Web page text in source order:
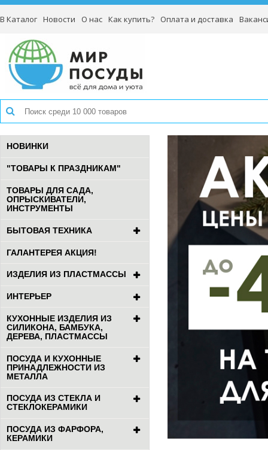
В Каталог Новости О нас Как купить? Оплата и доставка
НОВИНКИ
"ТОВАРЫ К ПРАЗДНИКАМ"
ТОВАРЫ ДЛЯ САДА,
ОПРЫСКИВАТЕЛИ,
ИНСТРУМЕНТЫ
БЫТОВАЯ ТЕХНИКА
ГАЛАНТЕРЕЯ АКЦИЯ!
ИЗДЕЛИЯ ИЗ ПЛАСТМАССЫ
ИНТЕРЬЕР
КУХОННЫЕ ИЗДЕЛИЯ ИЗ
СИЛИКОНА, БАМБУКА,
ДЕРЕВА, ПЛАСТМАССЫ
ПОСУДА И КУХОННЫЕ
ПРИНАДЛЕЖНОСТИ ИЗ
МЕТАЛЛА
ПОСУДА ИЗ СТЕКЛА И
СТЕКЛОКЕРАМИКИ
ПОСУДА ИЗ ФАРФОРА,
КЕРАМИКИ